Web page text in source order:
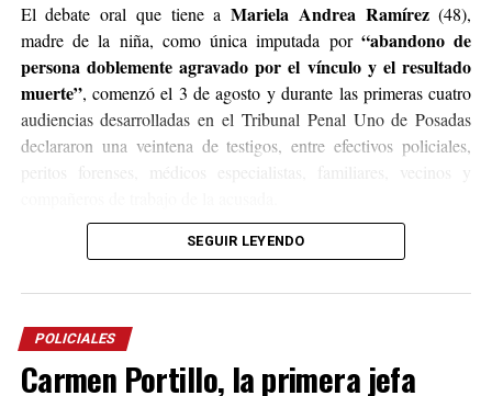
El debate oral que tiene aMariela Andrea Ramírez(48),
madre de la niña, como única imputada por“abandono de
persona doblemente agravado por el vínculo y el resultado
muerte”, comenzó el 3 de agosto y durante las primeras cuatro
audiencias desarrolladas en el Tribunal Penal Uno de Posadas
declararon una veintena de testigos, entre efectivos policiales,
Según los estudios médicos, Belén padecía
provoca una pérdida progresiva de las capacidades del habla, el
movimiento de las manos y la coordinación motora, condición
que torna al paciente incapaz de valerse por sí mismo.
SEGUIR LEYENDO
POLICIALES
Carmen Portillo, la primera jefa